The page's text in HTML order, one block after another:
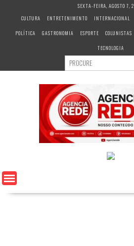
c
SEXTA-FEIRA, AGOSTO 7,
CULTURA
ENTRETENIMENTO INTERNACIONAL
POLÍTICA
GASTRONOMIA ESPORTE COLUNISTAS
TECNOLOGIA